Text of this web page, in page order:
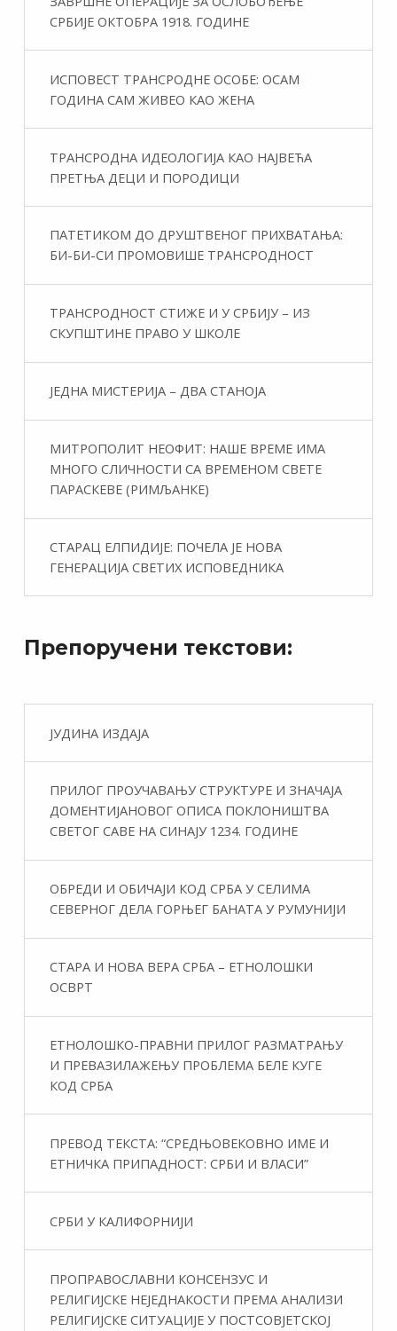
СРБИЈЕ ОКТОБРА 1918. ГОДИНЕ
ИСПОВЕСТ ТРАНСРОДНЕ ОСОБЕ: ОСАМ
ГОДИНА САМ ЖИВЕО КАО ЖЕНА
ТРАНСРОДНА ИДЕОЛОГИЈА КАО НАЈВЕЋА
ПРЕТЊА ДЕЦИ И ПОРОДИЦИ
ПАТЕТИКОМ ДО ДРУШТВЕНОГ ПРИХВАТАЊА:
БИ-БИ-СИ ПРОМОВИШЕ ТРАНСРОДНОСТ
ТРАНСРОДНОСТ СТИЖЕ И У СРБИЈУ – ИЗ
СКУПШТИНЕ ПРАВО У ШКОЛЕ
ЈЕДНА МИСТЕРИЈА – ДВА СТАНОЈА
МИТРОПОЛИТ НЕОФИТ: НАШЕ ВРЕМЕ ИМА
МНОГО СЛИЧНОСТИ СА ВРЕМЕНОМ СВЕТЕ
ПАРАСКЕВЕ (РИМЉАНКЕ)
СТАРАЦ ЕЛПИДИЈЕ: ПОЧЕЛА ЈЕ НОВА
ГЕНЕРАЦИЈА СВЕТИХ ИСПОВЕДНИКА
Препоручени текстови:
ЈУДИНА ИЗДАЈА
ПРИЛОГ ПРОУЧАВАЊУ СТРУКТУРЕ И ЗНАЧАЈА
ДОМЕНТИЈАНОВОГ ОПИСА ПОКЛОНИШТВА
СВЕТОГ САВЕ НА СИНАЈУ 1234. ГОДИНЕ
ОБРЕДИ И ОБИЧАЈИ КОД СРБА У СЕЛИМА
СЕВЕРНОГ ДЕЛА ГОРЊЕГ БАНАТА У РУМУНИЈИ
СТАРА И НОВА ВЕРА СРБА – ЕТНОЛОШКИ
ОСВРТ
ЕТНОЛОШКО-ПРАВНИ ПРИЛОГ РАЗМАТРАЊУ
И ПРЕВАЗИЛАЖЕЊУ ПРОБЛЕМА БЕЛЕ КУГЕ
КОД СРБА
ПРЕВОД ТЕКСТА: “СРЕДЊОВЕКОВНО ИМЕ И
ЕТНИЧКА ПРИПАДНОСТ: СРБИ И ВЛАСИ”
СРБИ У КАЛИФОРНИЈИ
ПРОПРАВОСЛАВНИ КОНСЕНЗУС И
РЕЛИГИЈСКЕ НЕЈЕДНАКОСТИ ПРЕМА АНАЛИЗИ
РЕЛИГИЈСКЕ СИТУАЦИЈЕ У ПОСТСОВЈЕТСКОЈ